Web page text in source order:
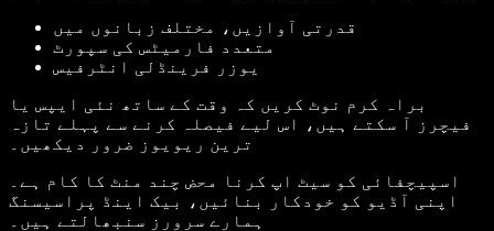
قدرتی آوازیں، مختلف زبانوں میں
متعدد فارمیٹس کی سپورٹ
یوزر فرینڈلی انٹرفیس
براہ کرم نوٹ کریں کہ وقت کے ساتھ نئی ایپس یا
فیچرز آ سکتے ہیں، اس لیے فیصلہ کرنے سے پہلے تازہ
ترین ریویوز ضرور دیکھیں۔
اسپیچفائی کو سیٹ اپ کرنا محض چند منٹ کا کام ہے۔
اپنی آڈیو کو خودکار بنائیں، بیک اینڈ پراسیسنگ
ہمارے سرورز سنبھالتے ہیں۔